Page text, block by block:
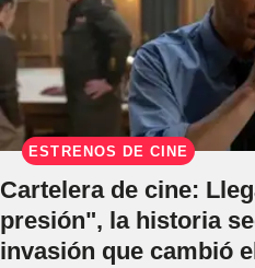
ESTRENOS DE CINE
Cartelera de cine:
presión", la historia
invasión que cambió